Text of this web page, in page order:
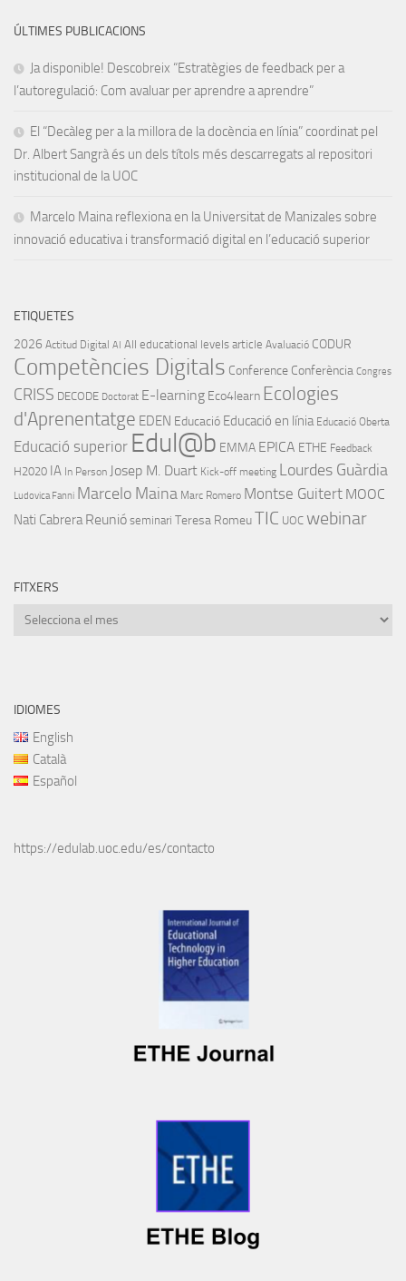
ÚLTIMES PUBLICACIONS
Ja disponible! Descobreix “Estratègies de feedback per a
l’autoregulació: Com avaluar per aprendre a aprendre”
El “Decàleg per a la millora de la docència en línia” coordinat pel
Dr. Albert Sangrà és un dels títols més descarregats al repositori
institucional de la UOC
Marcelo Maina reflexiona en la Universitat de Manizales sobre
innovació educativa i transformació digital en l’educació superior
ETIQUETES
2026 Actitud Digital AI All educational levels article Avaluació CODUR
Competències Digitals Conference Conferència Congres
CRISS DECODE Doctorat E-learning Eco4learn Ecologies
d'Aprenentatge EDEN Educació Educació en línia Educació Oberta
Educació superior Edul@b EMMA EPICA ETHE Feedback
H2020 IA In Person Josep M. Duart Kick-off meeting Lourdes Guàrdia
Ludovica Fanni Marcelo Maina Marc Romero Montse Guitert MOOC
Nati Cabrera Reunió seminari Teresa RomeuTIC UOC webinar
FITXERS
Fitxers
IDIOMES
English
Català
Español
https://edulab.uoc.edu/es/contacto